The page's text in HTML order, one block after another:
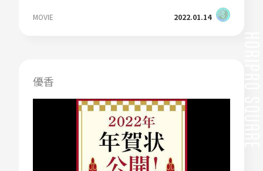
MOVIE 2022.01.14
優香